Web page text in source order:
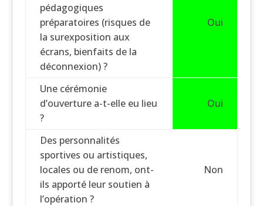
pédagogiques
préparatoires (risques de
la surexposition aux
écrans, bienfaits de la
déconnexion) ?
Oui
Une cérémonie
d’ouverture a-t-elle eu lieu
?
Oui
Des personnalités
sportives ou artistiques,
locales ou de renom, ont-
ils apporté leur soutien à
l’opération ?
Non